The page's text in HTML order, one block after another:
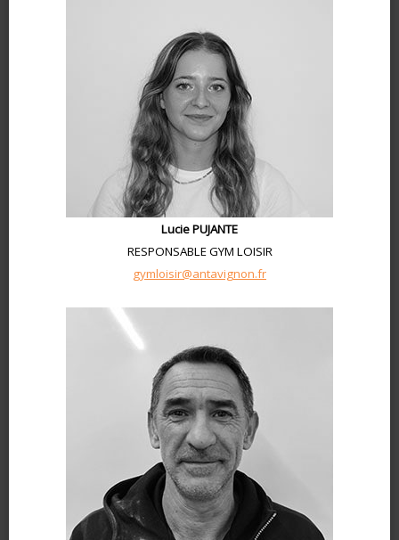
Lucie PUJANTE
RESPONSABLE GYM LOISIR
gymloisir@antavignon.fr